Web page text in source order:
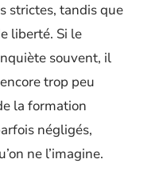
strictes, tandis que
liberté. Si le
souvent, il
trop peu
la formation
négligés,
ne l’imagine.